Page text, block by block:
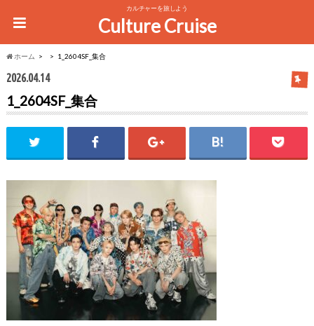
カルチャーを旅しよう
Culture Cruise
ホーム 1_2604SF_集合
2026.04.14
1_2604SF_集合